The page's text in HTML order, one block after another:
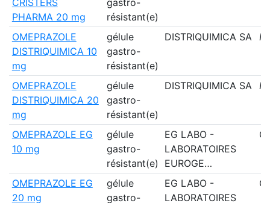
PHARMA 20 mg
résistant(e)
OMEPRAZOLE
DISTRIQUIMICA 10
mg
gélule
gastro-
résistant(e)
DISTRIQUIMICA SA
OMEPRAZOLE
DISTRIQUIMICA 20
mg
gélule
gastro-
résistant(e)
DISTRIQUIMICA SA
OMEPRAZOLE EG
10 mg
gélule
gastro-
résistant(e)
EG LABO -
LABORATOIRES
EUROGE…
OMEPRAZOLE EG
20 mg
gélule
gastro-
EG LABO -
LABORATOIRES